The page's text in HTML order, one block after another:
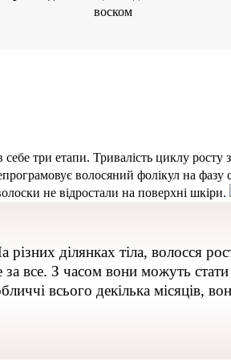
воском
три етапи. Тривалість циклу росту
волосяний фолікул на
не відростали на поверхні шкіри.
різних ділянках тіла, волосся
все. З часом вони можуть стати
всього декілька місяців,